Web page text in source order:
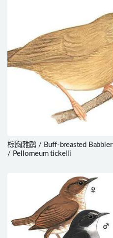
棕胸雅鹛 / Buff-breasted Babbler
/ Pellorneum tickelli